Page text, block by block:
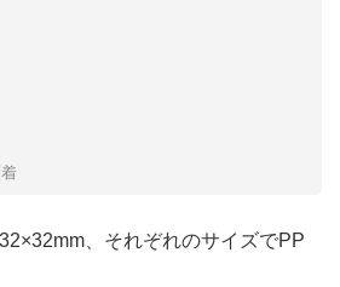
、それぞれのサイズでPP